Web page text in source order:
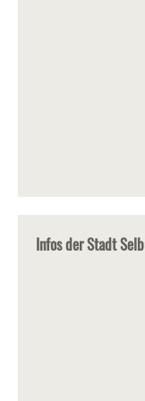
Infos der Stadt Selb